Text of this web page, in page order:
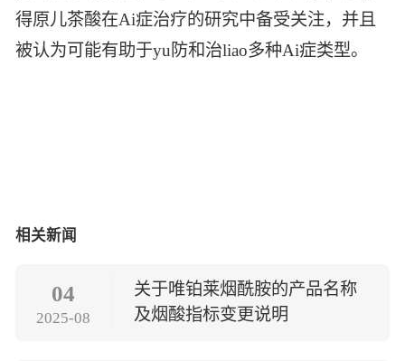
得原儿茶酸在Ai症治疗的研究中备受关注，并且
被认为可能有助于yu防和治liao多种Ai症类型。
相关新闻
04
2025-08
关于唯铂莱烟酰胺的产品名称
及烟酸指标变更说明